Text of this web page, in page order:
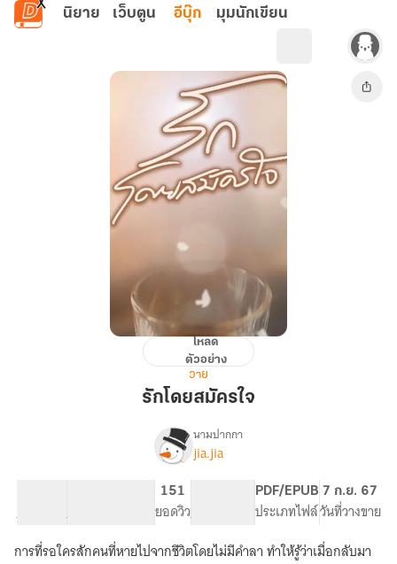
ข้ามไปยังเนื้อหาหลัก
นิยาย เว็บตูน อีบุ๊ก มุมนักเขียน
สมัคร
โหลด
ตัวอย่าง
วาย
รักโดยสมัครใจ
เรื่อง
นามปากกา
jia.jia
จำนวนคำ จำนวนหน้า (A5)
151
ยอดวิวระดับเนื้อหา
PDF/EPUB
ประเภทไฟล์
7 ก.ย. 67
วันที่วางขาย
การที่รอใครสักคนที่หายไปจากชีวิตโดยไม่มีคำลา ทำให้รู้ว่าเมื่อกลับมา